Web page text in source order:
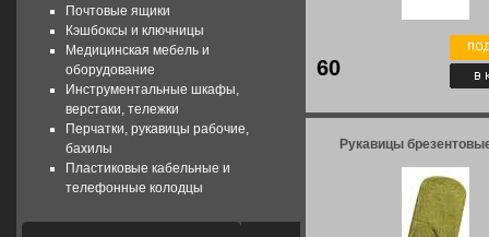
Почтовые ящики
Кэшбоксы и ключницы
Медицинская мебель и
оборудование
Инструментальные шкафы,
верстаки, тележки
Перчатки, рукавицы рабочие,
бахилы
Пластиковые кабельные и
телефонные колодцы
60
Рукавицы